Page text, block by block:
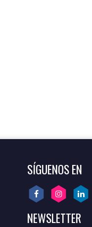
SÍGUENOS EN
NEWSLETTER